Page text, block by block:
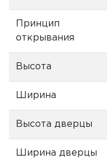
Принцип
открывания
Высота
Ширина
Высота дверцы
Ширина дверцы